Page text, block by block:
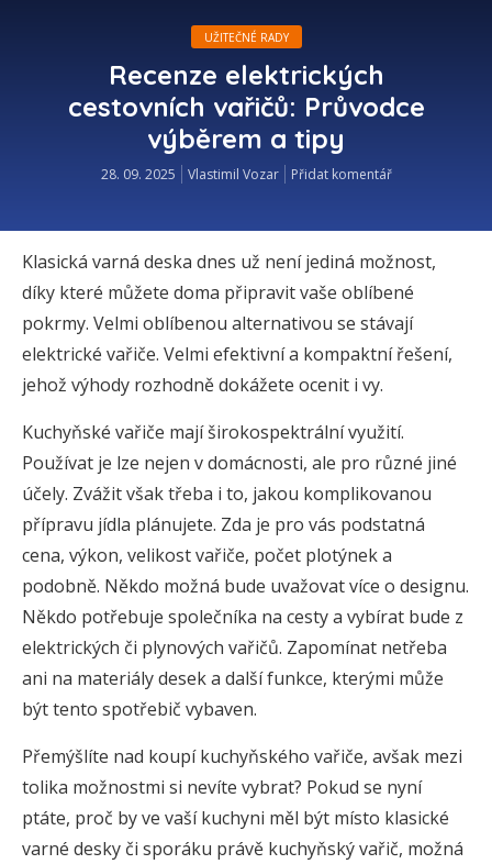
UŽITEČNÉ RADY
Recenze elektrických
cestovních vařičů: Průvodce
výběrem a tipy
28. 09. 2025 Vlastimil Vozar Přidat komentář
Klasická varná deska dnes už není jediná možnost,
díky které můžete doma připravit vaše oblíbené
pokrmy. Velmi oblíbenou alternativou se stávají
elektrické vařiče. Velmi efektivní a kompaktní řešení,
jehož výhody rozhodně dokážete ocenit i vy.
Kuchyňské vařiče mají širokospektrální využití.
Používat je lze nejen v domácnosti, ale pro různé jiné
účely. Zvážit však třeba i to, jakou komplikovanou
přípravu jídla plánujete. Zda je pro vás podstatná
cena, výkon, velikost vařiče, počet plotýnek a
podobně. Někdo možná bude uvažovat více o designu.
Někdo potřebuje společníka na cesty a vybírat bude z
elektrických či plynových vařičů. Zapomínat netřeba
ani na materiály desek a další funkce, kterými může
být tento spotřebič vybaven.
Přemýšlíte nad koupí kuchyňského vařiče, avšak mezi
tolika možnostmi si nevíte vybrat? Pokud se nyní
ptáte, proč by ve vaší kuchyni měl být místo klasické
varné desky či sporáku právě kuchyňský vařič, možná